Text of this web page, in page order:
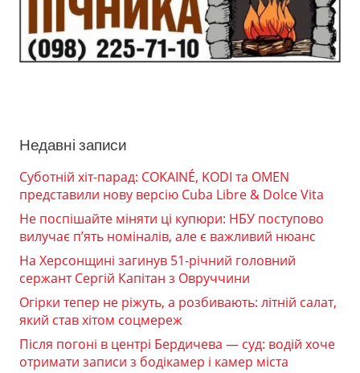
Недавні записи
Суботній хіт-парад: COKAINÉ, KODI та OMEN
представили нову версію Cuba Libre & Dolce Vita
Не поспішайте міняти ці купюри: НБУ поступово
вилучає п’ять номіналів, але є важливий нюанс
На Херсонщині загинув 51-річний головний
сержант Сергій Капітан з Овруччини
Огірки тепер не ріжуть, а розбивають: літній салат,
який став хітом соцмереж
Після погоні в центрі Бердичева — суд: водій хоче
отримати записи з бодікамер і камер міста